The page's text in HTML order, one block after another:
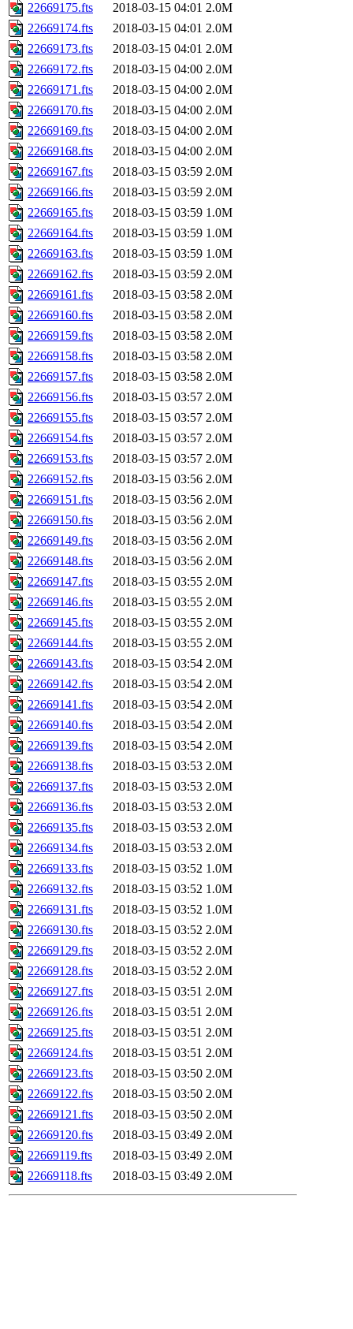
22669175.fts
2018-03-15 04:01 2.0M
22669174.fts
2018-03-15 04:01 2.0M
22669173.fts
2018-03-15 04:01 2.0M
22669172.fts
2018-03-15 04:00 2.0M
22669171.fts
2018-03-15 04:00 2.0M
22669170.fts
2018-03-15 04:00 2.0M
22669169.fts
2018-03-15 04:00 2.0M
22669168.fts
2018-03-15 04:00 2.0M
22669167.fts
2018-03-15 03:59 2.0M
22669166.fts
2018-03-15 03:59 2.0M
22669165.fts
2018-03-15 03:59 1.0M
22669164.fts
2018-03-15 03:59 1.0M
22669163.fts
2018-03-15 03:59 1.0M
22669162.fts
2018-03-15 03:59 2.0M
22669161.fts
2018-03-15 03:58 2.0M
22669160.fts
2018-03-15 03:58 2.0M
22669159.fts
2018-03-15 03:58 2.0M
22669158.fts
2018-03-15 03:58 2.0M
22669157.fts
2018-03-15 03:58 2.0M
22669156.fts
2018-03-15 03:57 2.0M
22669155.fts
2018-03-15 03:57 2.0M
22669154.fts
2018-03-15 03:57 2.0M
22669153.fts
2018-03-15 03:57 2.0M
22669152.fts
2018-03-15 03:56 2.0M
22669151.fts
2018-03-15 03:56 2.0M
22669150.fts
2018-03-15 03:56 2.0M
22669149.fts
2018-03-15 03:56 2.0M
22669148.fts
2018-03-15 03:56 2.0M
22669147.fts
2018-03-15 03:55 2.0M
22669146.fts
2018-03-15 03:55 2.0M
22669145.fts
2018-03-15 03:55 2.0M
22669144.fts
2018-03-15 03:55 2.0M
22669143.fts
2018-03-15 03:54 2.0M
22669142.fts
2018-03-15 03:54 2.0M
22669141.fts
2018-03-15 03:54 2.0M
22669140.fts
2018-03-15 03:54 2.0M
22669139.fts
2018-03-15 03:54 2.0M
22669138.fts
2018-03-15 03:53 2.0M
22669137.fts
2018-03-15 03:53 2.0M
22669136.fts
2018-03-15 03:53 2.0M
22669135.fts
2018-03-15 03:53 2.0M
22669134.fts
2018-03-15 03:53 2.0M
22669133.fts
2018-03-15 03:52 1.0M
22669132.fts
2018-03-15 03:52 1.0M
22669131.fts
2018-03-15 03:52 1.0M
22669130.fts
2018-03-15 03:52 2.0M
22669129.fts
2018-03-15 03:52 2.0M
22669128.fts
2018-03-15 03:52 2.0M
22669127.fts
2018-03-15 03:51 2.0M
22669126.fts
2018-03-15 03:51 2.0M
22669125.fts
2018-03-15 03:51 2.0M
22669124.fts
2018-03-15 03:51 2.0M
22669123.fts
2018-03-15 03:50 2.0M
22669122.fts
2018-03-15 03:50 2.0M
22669121.fts
2018-03-15 03:50 2.0M
22669120.fts
2018-03-15 03:49 2.0M
22669119.fts
2018-03-15 03:49 2.0M
22669118.fts
2018-03-15 03:49 2.0M